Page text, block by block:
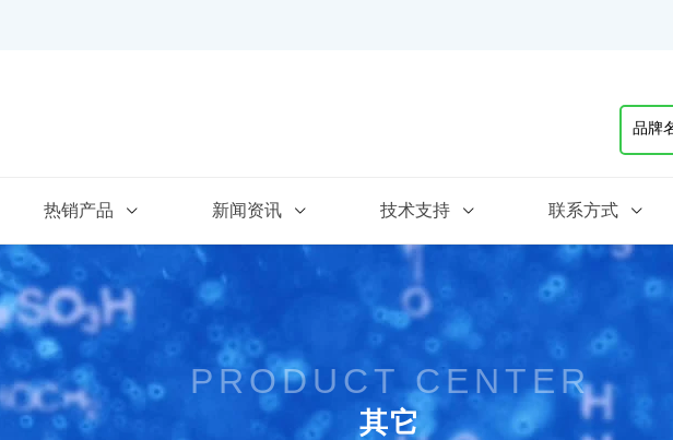
品牌
热销产品 新闻资讯 技术支持 联系方式
PRODUCT CENTER
其它